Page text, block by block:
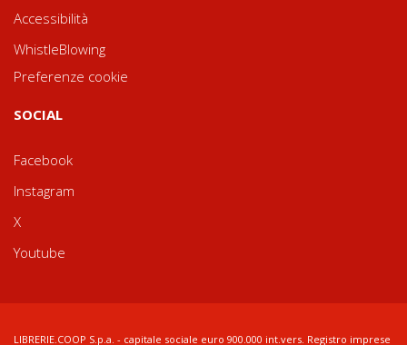
Accessibilità
WhistleBlowing
Preferenze cookie
SOCIAL
Facebook
Instagram
X
Youtube
LIBRERIE.COOP S.p.a. - capitale sociale euro 900.000 int.vers. Registro imprese